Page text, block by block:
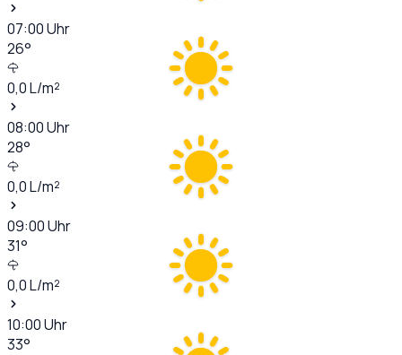
07:00Uhr
26°
0,0L/m²
08:00Uhr
28°
0,0L/m²
09:00Uhr
31°
0,0L/m²
10:00Uhr
33°